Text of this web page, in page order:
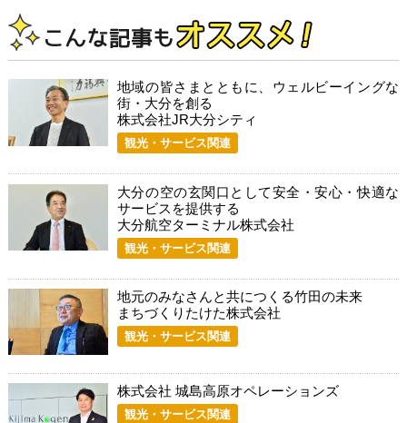
地域の皆さまとともに、ウェルビーイングな
街・大分を創る
株式会社JR大分シティ
観光・サービス関連
大分の空の玄関口として安全・安心・快適な
サービスを提供する
大分航空ターミナル株式会社
観光・サービス関連
地元のみなさんと共につくる竹田の未来
まちづくりたけた株式会社
観光・サービス関連
株式会社 城島高原オペレーションズ
観光・サービス関連